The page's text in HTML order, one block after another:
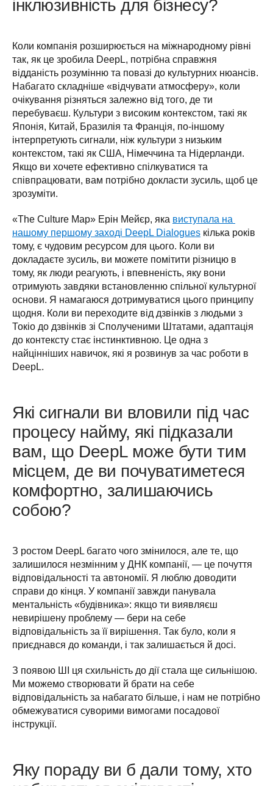
інклюзивність для бізнесу?
Коли компанія розширюється на міжнародному рівні
так, як це зробила DeepL, потрібна справжня
відданість розумінню та повазі до культурних нюансів.
Набагато складніше «відчувати атмосферу», коли
очікування різняться залежно від того, де ти
перебуваєш. Культури з високим контекстом, такі як
Японія, Китай, Бразилія та Франція, по-іншому
інтерпретують сигнали, ніж культури з низьким
контекстом, такі як США, Німеччина та Нідерланди.
Якщо ви хочете ефективно спілкуватися та
співпрацювати, вам потрібно докласти зусиль, щоб це
зрозуміти.
«The Culture Map» Ерін Мейєр, яка виступала на
нашому першому заході DeepL Dialogues кілька років
тому, є чудовим ресурсом для цього. Коли ви
докладаєте зусиль, ви можете помітити різницю в
тому, як люди реагують, і впевненість, яку вони
отримують завдяки встановленню спільної культурної
основи. Я намагаюся дотримуватися цього принципу
щодня. Коли ви переходите від дзвінків з людьми з
Токіо до дзвінків зі Сполученими Штатами, адаптація
до контексту стає інстинктивною. Це одна з
найцінніших навичок, які я розвинув за час роботи в
DeepL.
Які сигнали ви вловили під час
процесу найму, які підказали
вам, що DeepL може бути тим
місцем, де ви почуватиметеся
комфортно, залишаючись
собою?
З ростом DeepL багато чого змінилося, але те, що
залишилося незмінним у ДНК компанії, — це почуття
відповідальності та автономії. Я люблю доводити
справи до кінця. У компанії завжди панувала
ментальність «будівника»: якщо ти виявляєш
невирішену проблему — бери на себе
відповідальність за її вирішення. Так було, коли я
приєднався до команди, і так залишається й досі.
З появою ШІ ця схильність до дії стала ще сильнішою.
Ми можемо створювати й брати на себе
відповідальність за набагато більше, і нам не потрібно
обмежуватися суворими вимогами посадової
інструкції.
Яку пораду ви б дали тому, хто